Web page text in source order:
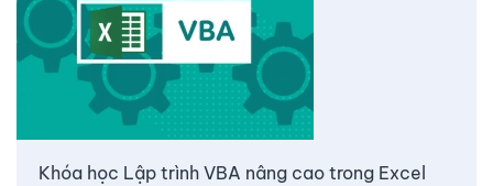
Khóa học Lập trình VBA nâng cao trong Excel